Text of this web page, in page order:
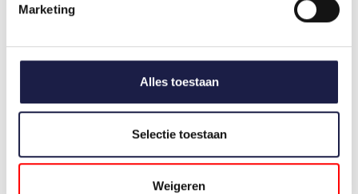
Marketing
Alles toestaan
Selectie toestaan
Weigeren
Wenn Sie Catsan Hygiene Plus Katzenstreu
3 x effektiver in der Geruchsvermeidung als
normale Katzenstreu;
Feuchtigkeit wie ein Schwamm;
Hergestellt aus 100% natürlichem Material;